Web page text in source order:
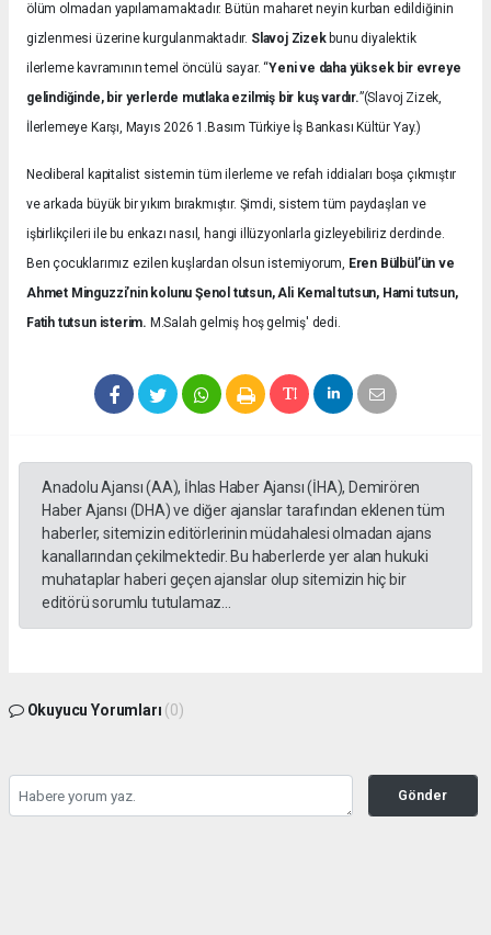
ölüm olmadan yapılamamaktadır. Bütün maharet neyin kurban edildiğinin
gizlenmesi üzerine kurgulanmaktadır. Slavoj Zizekbunu diyalektik
ilerleme kavramının temel öncülü sayar. “Yeni ve daha yüksek bir evreye
gelindiğinde, bir yerlerde mutlaka ezilmiş bir kuş vardır.”(Slavoj Zizek,
İlerlemeye Karşı, Mayıs 2026 1.Basım Türkiye İş Bankası Kültür Yay.)
Neoliberal kapitalist sistemin tüm ilerleme ve refah iddiaları boşa çıkmıştır
ve arkada büyük bir yıkım bırakmıştır. Şimdi, sistem tüm paydaşları ve
işbirlikçileri ile bu enkazı nasıl, hangi illüzyonlarla gizleyebiliriz derdinde.
Ben çocuklarımız ezilen kuşlardan olsun istemiyorum, Eren Bülbül’ün ve
Ahmet Minguzzi’nin kolunu Şenol tutsun, Ali Kemal tutsun, Hami tutsun,
Fatih tutsun isterim. M.Salah gelmiş hoş gelmiş' dedi.
Anadolu Ajansı (AA), İhlas Haber Ajansı (İHA), Demirören
Haber Ajansı (DHA) ve diğer ajanslar tarafından eklenen tüm
haberler, sitemizin editörlerinin müdahalesi olmadan ajans
kanallarından çekilmektedir. Bu haberlerde yer alan hukuki
muhataplar haberi geçen ajanslar olup sitemizin hiç bir
editörü sorumlu tutulamaz...
Okuyucu Yorumları (0)
Gönder